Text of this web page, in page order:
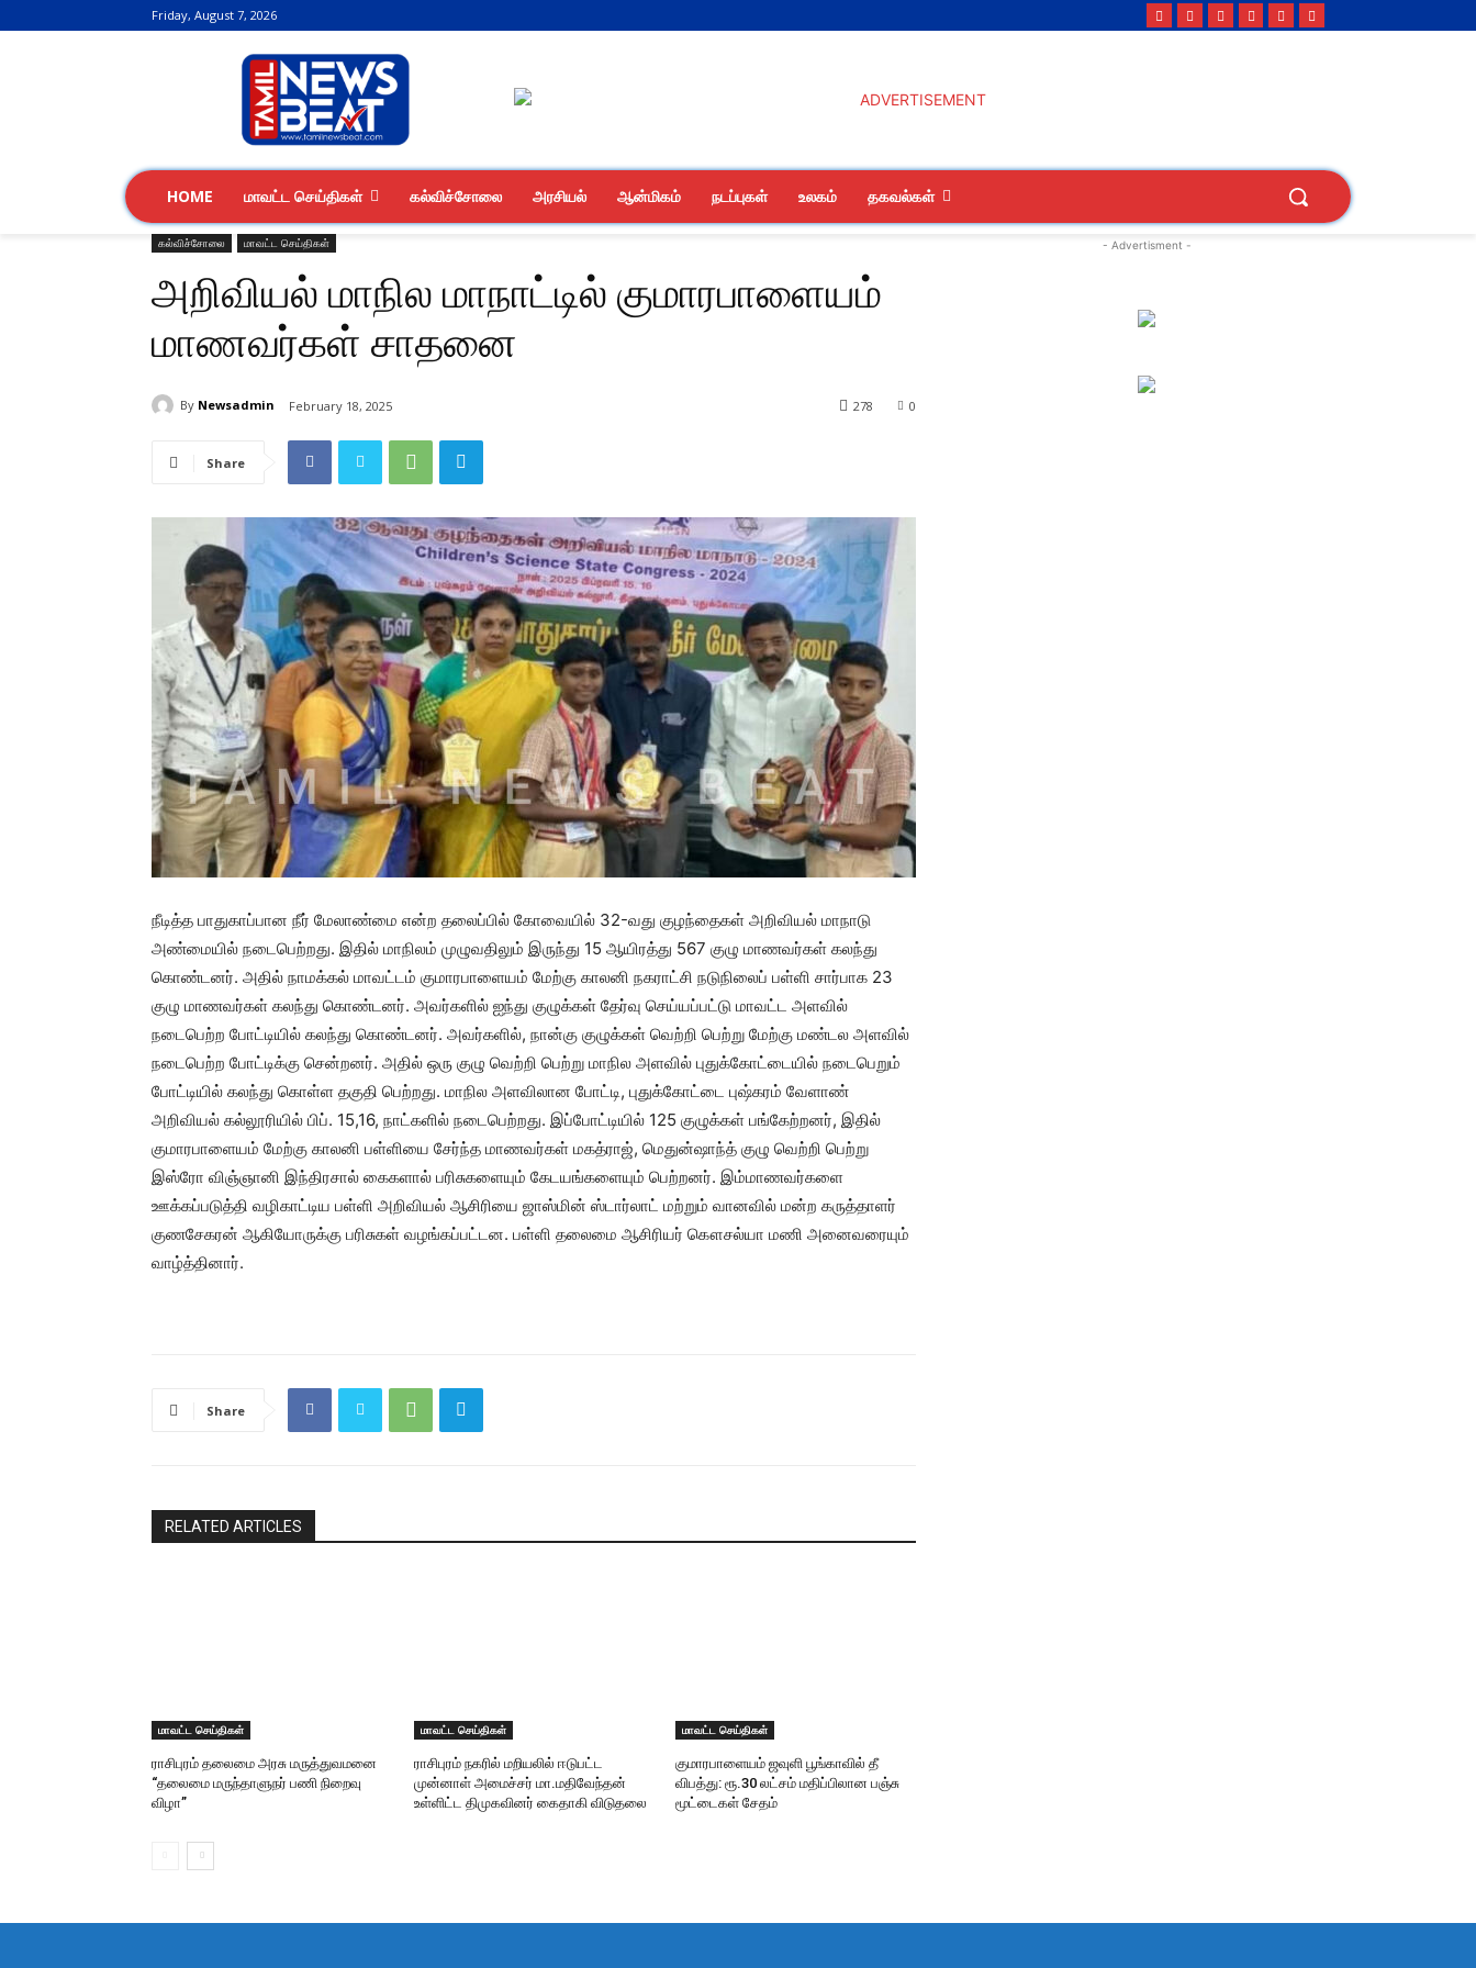
Friday, August 7, 2026
HOME மாவட்ட செய்திகள் கல்விச்சோலை அரசியல் ஆன்மிகம் நடப்புகள் உலகம் தகவல்கள்
கல்விச்சோலை மாவட்ட செய்திகள்
அறிவியல் மாநில மாநாட்டில் குமாரபாளையம்
மாணவர்கள் சாதனை
By Newsadmin February 18, 2025 0
278
Share
நீடித்த பாதுகாப்பான நீர் மேலாண்மை என்ற தலைப்பில் கோவையில் 32-வது குழந்தைகள் அறிவியல் மாநாடு
அண்மையில் நடைபெற்றது. இதில் மாநிலம் முழுவதிலும் இருந்து 15 ஆயிரத்து 567 குழு மாணவர்கள் கலந்து
கொண்டனர். அதில் நாமக்கல் மாவட்டம் குமாரபாளையம் மேற்கு காலனி நகராட்சி நடுநிலைப் பள்ளி சார்பாக 23
குழு மாணவர்கள் கலந்து கொண்டனர். அவர்களில் ஐந்து குழுக்கள் தேர்வு செய்யப்பட்டு மாவட்ட அளவில்
நடைபெற்ற போட்டியில் கலந்து கொண்டனர். அவர்களில், நான்கு குழுக்கள் வெற்றி பெற்று மேற்கு மண்டல அளவில்
நடைபெற்ற போட்டிக்கு சென்றனர். அதில் ஒரு குழு வெற்றி பெற்று மாநில அளவில் புதுக்கோட்டையில் நடைபெறும்
போட்டியில் கலந்து கொள்ள தகுதி பெற்றது. மாநில அளவிலான போட்டி, புதுக்கோட்டை புஷ்கரம் வேளாண்
அறிவியல் கல்லூரியில் பிப். 15,16, நாட்களில் நடைபெற்றது. இப்போட்டியில் 125 குழுக்கள் பங்கேற்றனர், இதில்
குமாரபாளையம் மேற்கு காலனி பள்ளியை சேர்ந்த மாணவர்கள் மகத்ராஜ், மெதுன்ஷாந்த் குழு வெற்றி பெற்று
இஸ்ரோ விஞ்ஞானி இந்திரசால் கைகளால் பரிசுகளையும் கேடயங்களையும் பெற்றனர். இம்மாணவர்களை
ஊக்கப்படுத்தி வழிகாட்டிய பள்ளி அறிவியல் ஆசிரியை ஜாஸ்மின் ஸ்டார்லாட் மற்றும் வானவில் மன்ற கருத்தாளர்
குணசேகரன் ஆகியோருக்கு பரிசுகள் வழங்கப்பட்டன. பள்ளி தலைமை ஆசிரியர் கௌசல்யா மணி அனைவரையும்
வாழ்த்தினார்.
Share
RELATED ARTICLES
மாவட்ட செய்திகள்
ராசிபுரம் தலைமை அரசு மருத்துவமனை
“தலைமை மருந்தாளுநர் பணி நிறைவு
விழா”
மாவட்ட செய்திகள்
ராசிபுரம் நகரில் மறியலில் ஈடுபட்ட
முன்னாள் அமைச்சர் மா.மதிவேந்தன்
உள்ளிட்ட திமுகவினர் கைதாகி விடுதலை
மாவட்ட செய்திகள்
குமாரபாளையம் ஜவுளி பூங்காவில் தீ
விபத்து: ரூ.30 லட்சம் மதிப்பிலான பஞ்சு
மூட்டைகள் சேதம்
- Advertisment -